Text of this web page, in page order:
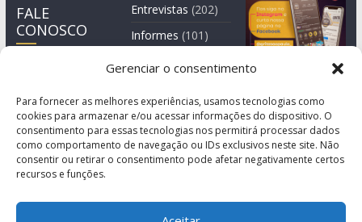
Gerenciar o consentimento
Para fornecer as melhores experiências, usamos tecnologias como
cookies para armazenar e/ou acessar informações do dispositivo. O
consentimento para essas tecnologias nos permitirá processar dados
como comportamento de navegação ou IDs exclusivos neste site. Não
consentir ou retirar o consentimento pode afetar negativamente certos
recursos e funções.
FALE
CONOSCO
Entrevistas (202)
Informes (101)
Manchete